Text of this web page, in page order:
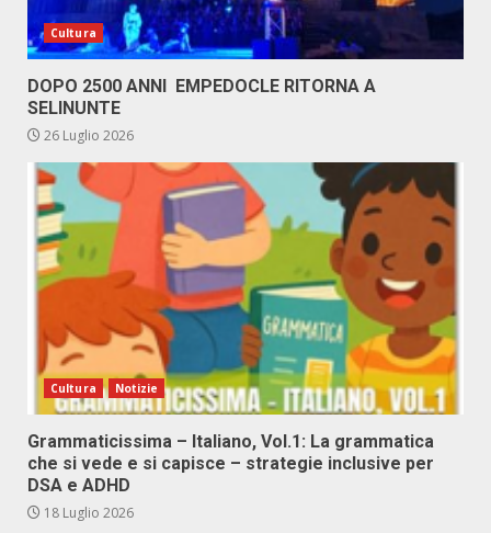
Cultura
DOPO 2500 ANNI EMPEDOCLE RITORNA A
SELINUNTE
26 Luglio 2026
Cultura Notizie
Grammaticissima – Italiano, Vol.1: La grammatica
che si vede e si capisce – strategie inclusive per
DSA e ADHD
18 Luglio 2026